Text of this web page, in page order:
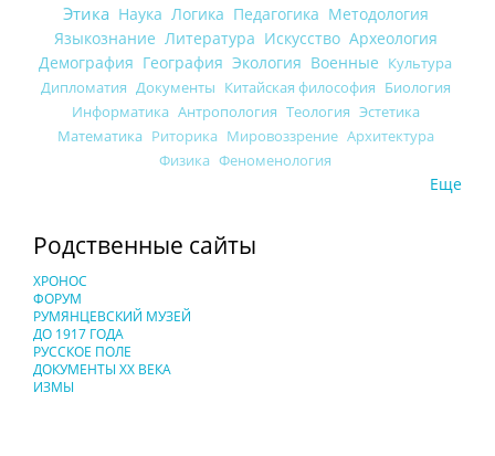
Этика Наука Логика Педагогика Методология
Языкознание Литература Искусство Археология
Демография География Экология Военные Культура
Дипломатия Документы Китайская философия Биология
Информатика Антропология Теология Эстетика
Математика Риторика Мировоззрение Архитектура
Физика Феноменология
Еще
Родственные сайты
ХРОНОС
ФОРУМ
РУМЯНЦЕВСКИЙ МУЗЕЙ
ДО 1917 ГОДА
РУССКОЕ ПОЛЕ
ДОКУМЕНТЫ XX ВЕКА
ИЗМЫ